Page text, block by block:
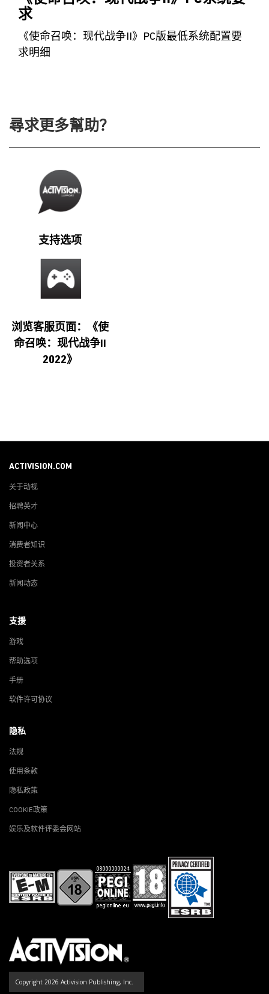
求
《使命召唤：现代战争II》PC版最低系统配置要
求明细
尋求更多幫助？
支持选项
浏览客服页面：《使
命召唤：现代战争II
2022》
ACTIVISION.COM
关于动视
招聘英才
新闻中心
消费者知识
投资者关系
新闻动态
支援
游戏
帮助选项
手册
软件许可协议
隐私
法规
使用条款
隐私政策
COOKIE政策
娱乐及软件评委会网站
Copyright 2026 Activision Publishing, Inc.